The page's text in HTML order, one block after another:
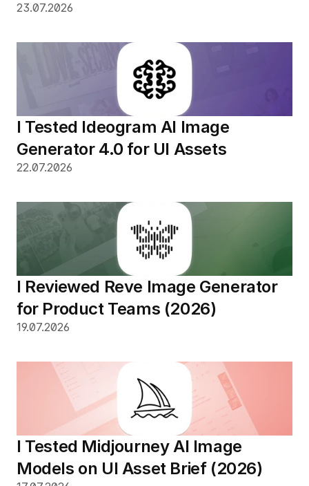
23.07.2026
I Tested Ideogram AI Image
Generator 4.0 for UI Assets
22.07.2026
I Reviewed Reve Image Generator
for Product Teams (2026)
19.07.2026
I Tested Midjourney AI Image
Models on UI Asset Brief (2026)